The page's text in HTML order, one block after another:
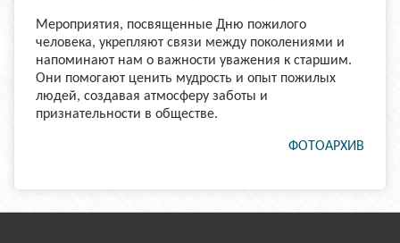
Мероприятия, посвященные Дню пожилого
человека, укрепляют связи между поколениями и
напоминают нам о важности уважения к старшим.
Они помогают ценить мудрость и опыт пожилых
людей, создавая атмосферу заботы и
признательности в обществе.
ФОТОАРХИВ